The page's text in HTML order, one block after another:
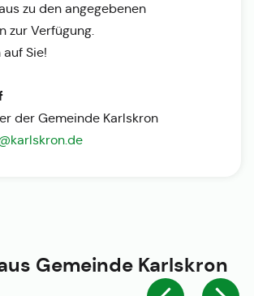
zu den angegebenen
zur Verfügung.
Sie!
der Gemeinde Karlskron
Gemeinde Karlskron